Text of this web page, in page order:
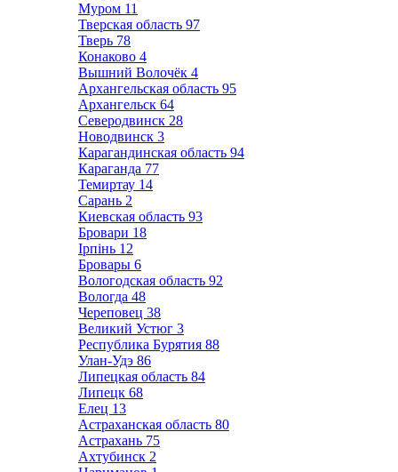
Муром 11
Тверская область 97
Тверь 78
Конаково 4
Вышний Волочёк 4
Архангельская область 95
Архангельск 64
Северодвинск 28
Новодвинск 3
Карагандинская область 94
Караганда 77
Темиртау 14
Сарань 2
Киевская область 93
Бровари 18
Ірпінь 12
Бровары 6
Вологодская область 92
Вологда 48
Череповец 38
Великий Устюг 3
Республика Бурятия 88
Улан-Удэ 86
Липецкая область 84
Липецк 68
Елец 13
Астраханская область 80
Астрахань 75
Ахтубинск 2